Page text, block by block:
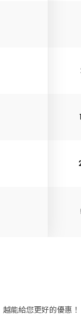
能給您更好的優惠！